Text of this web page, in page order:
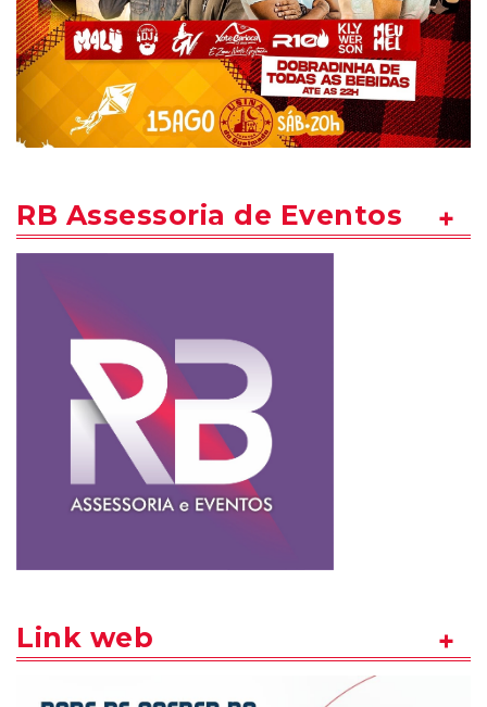
RB Assessoria de Eventos
Link web